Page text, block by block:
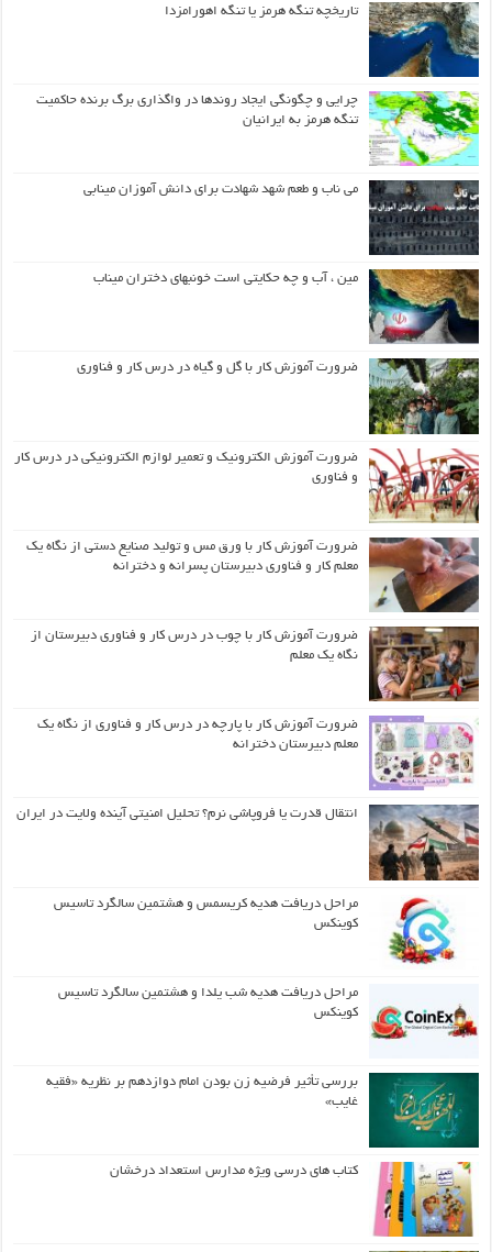
تاریخچه تنگه هرمز یا تنگه اهورامزدا
چرایی و چگونگی ایجاد روندها در واگذاری برگ برنده حاکمیت
تنگه هرمز به ایرانیان
می ناب و طعم شهد شهادت برای دانش آموزان مینابی
مین ، آب و چه حکایتی است خونبهای دختران میناب
ضرورت آموزش کار با گل و گیاه در درس کار و فناوری
ضرورت آموزش الکترونیک و تعمیر لوازم الکترونیکی در درس کار
و فناوری
ضرورت آموزش کار با ورق مس و تولید صنایع دستی از نگاه یک
معلم کار و فناوری دبیرستان پسرانه و دخترانه
ضرورت آموزش کار با چوب در درس کار و فناوری دبیرستان از
نگاه یک معلم
ضرورت آموزش کار با پارچه در درس کار و فناوری از نگاه یک
معلم دبیرستان دخترانه
انتقال قدرت یا فروپاشی نرم؟ تحلیل امنیتی آینده ولایت در ایران
مراحل دریافت هدیه کریسمس و هشتمین سالگرد تاسیس
کوینکس
مراحل دریافت هدیه شب یلدا و هشتمین سالگرد تاسیس
کوینکس
بررسی تأثیر فرضیه زن بودن امام دوازدهم بر نظریه «فقیه
غایب»
کتاب های درسی ویژه مدارس استعداد درخشان